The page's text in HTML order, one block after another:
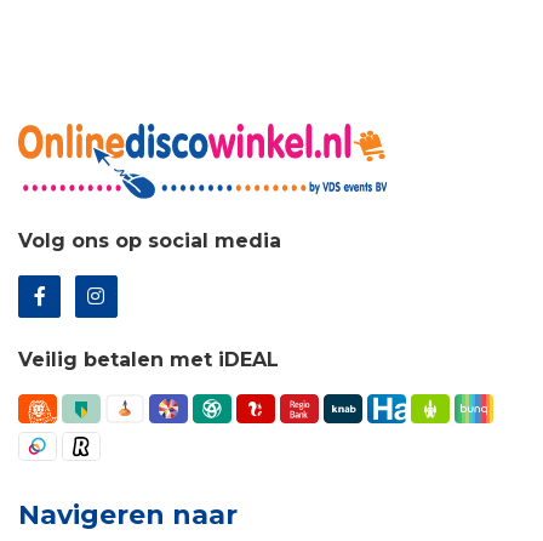
Volg ons op social media
Veilig betalen met iDEAL
Navigeren naar